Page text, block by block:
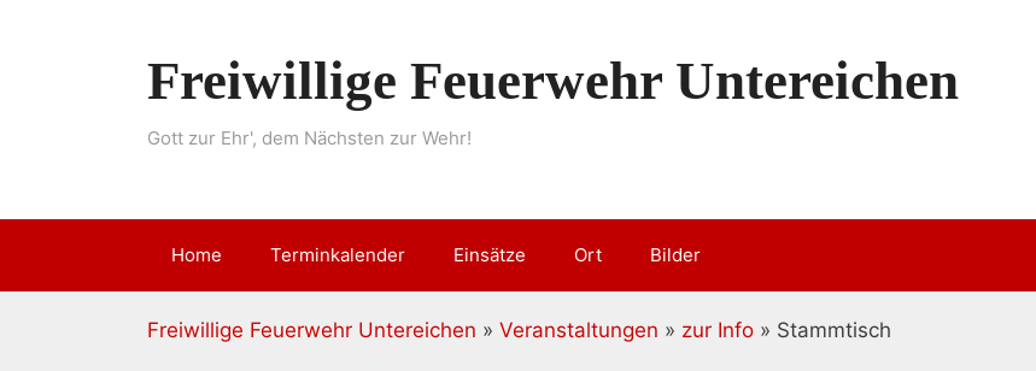
Freiwillige Feuerwehr Untereichen
Gott zur Ehr', dem Nächsten zur Wehr!
Home Terminkalender Einsätze Ort Bilder
Freiwillige Feuerwehr Untereichen » Veranstaltungen » zur Info » Stammtisch